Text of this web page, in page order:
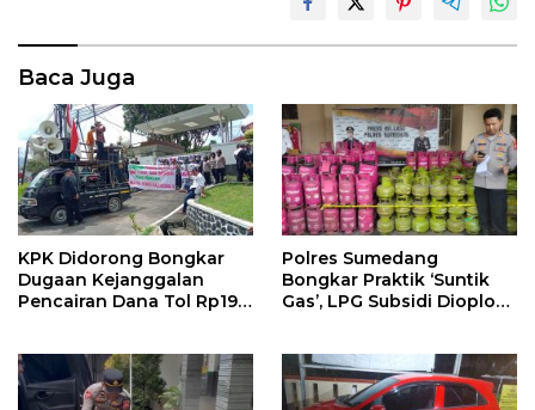
Baca Juga
KPK Didorong Bongkar
Dugaan Kejanggalan
Pencairan Dana Tol Rp190
Polres Sumedang
Bongkar Praktik ‘Suntik
Gas’, LPG Subsidi Dioplos